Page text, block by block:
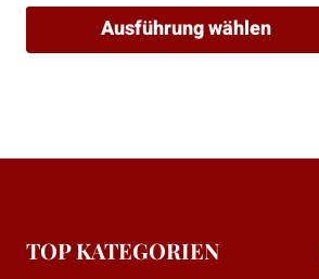
Ausführung wählen
mehrere
Die
TOP KATEGORIEN